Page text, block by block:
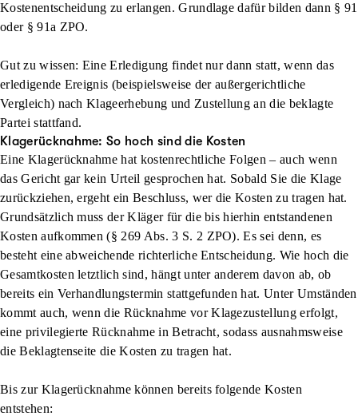
Kostenentscheidung zu erlangen. Grundlage dafür bilden dann § 91
oder § 91a ZPO.
Gut zu wissen: Eine Erledigung findet nur dann statt, wenn das
erledigende Ereignis (beispielsweise der außergerichtliche
Vergleich) nach Klageerhebung und Zustellung an die beklagte
Partei stattfand.
Klagerücknahme: So hoch sind die Kosten
Eine Klagerücknahme hat kostenrechtliche Folgen – auch wenn
das Gericht gar kein Urteil gesprochen hat. Sobald Sie die Klage
zurückziehen, ergeht ein Beschluss, wer die Kosten zu tragen hat.
Grundsätzlich muss der Kläger für die bis hierhin entstandenen
Kosten aufkommen (§ 269 Abs. 3 S. 2 ZPO). Es sei denn, es
besteht eine abweichende richterliche Entscheidung. Wie hoch die
Gesamtkosten letztlich sind, hängt unter anderem davon ab, ob
bereits ein Verhandlungstermin stattgefunden hat. Unter Umständen
kommt auch, wenn die Rücknahme vor Klagezustellung erfolgt,
eine privilegierte Rücknahme in Betracht, sodass ausnahmsweise
die Beklagtenseite die Kosten zu tragen hat.
Bis zur Klagerücknahme können bereits folgende Kosten
entstehen: